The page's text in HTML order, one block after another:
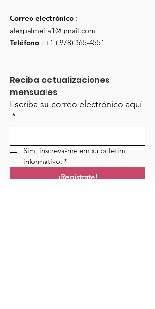
Correo electrónico :
alexpalmeira1@gmail.com
Teléfono : +1 ( 978) 365-4551
Reciba actualizaciones
mensuales
Escriba su correo electrónico aquí
*
Sim, inscreva-me em su boletim
informativo. *
¡Regístrate!